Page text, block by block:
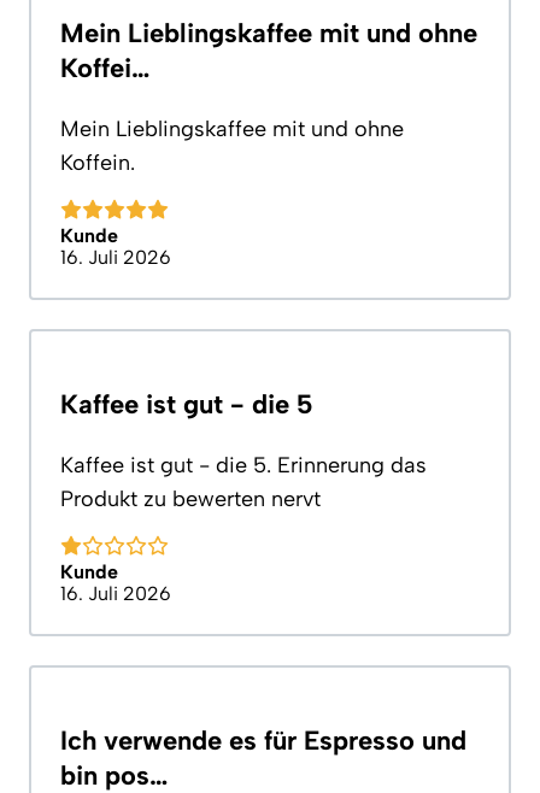
Mein Lieblingskaffee mit und ohne
Koffei…
Mein Lieblingskaffee mit und ohne
Koffein.
Kunde
16. Juli 2026
Kaffee ist gut - die 5
Kaffee ist gut - die 5. Erinnerung das
Produkt zu bewerten nervt
Kunde
16. Juli 2026
Ich verwende es für Espresso und
bin pos…